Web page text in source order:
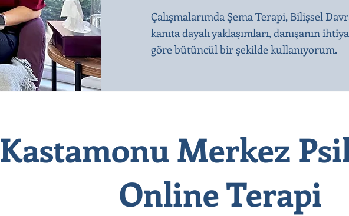
Çalışmalarımda Şema Terapi, Bilişsel
kanıta dayalı yaklaşımları, danışanın
göre bütüncül bir şekilde kullanıyorum.
Kastamonu Merkez
Online Terapi